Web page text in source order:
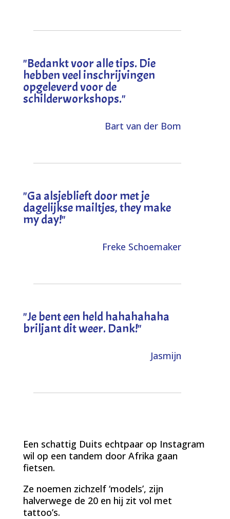
"Bedankt voor alle tips. Die
hebben veel inschrijvingen
opgeleverd voor de
schilderworkshops."
Bart van der Bom
"Ga alsjeblieft door met je
dagelijkse mailtjes, they make
my day!"
Freke Schoemaker
"Je bent een held hahahahaha
briljant dit weer. Dank!"
Jasmijn
Een schattig Duits echtpaar op Instagram
wil op een tandem door Afrika gaan
fietsen.
Ze noemen zichzelf ‘models’, zijn
halverwege de 20 en hij zit vol met
tattoo’s.